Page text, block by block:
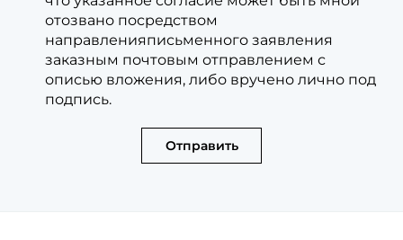
отозвано посредством
направленияписьменного заявления
заказным почтовым отправлением с
описью вложения, либо вручено лично под
подпись.
Отправить